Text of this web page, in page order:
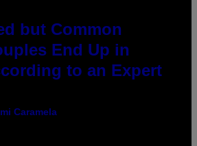
but Common
End Up in
to an Expert
Caramela